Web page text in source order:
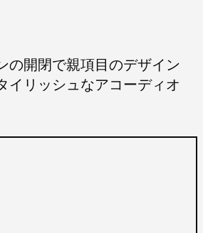
の開閉で親項目のデザイン
イリッシュなアコーディオ